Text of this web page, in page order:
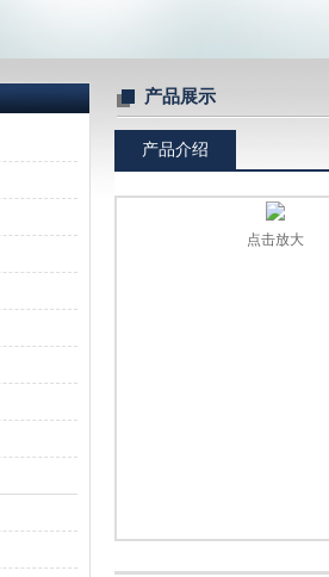
产品展示
产品介绍
点击放大